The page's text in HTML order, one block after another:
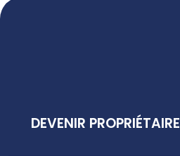
DEVENIR PROPRIÉTAIRE